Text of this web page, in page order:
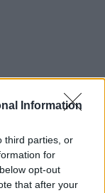
Information
third parties, or
for
opt-out
that after your